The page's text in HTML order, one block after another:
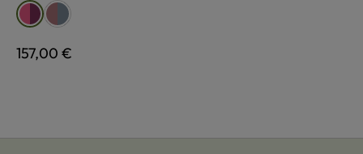
Farbeauswählen
brombeer/pink
brombeer/pink
buntbunt
Regulärer Preis:
157,00 €